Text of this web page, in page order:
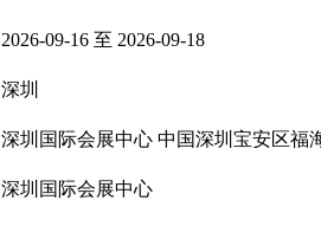
2026-09-16 至 2026-09-18
深圳
深圳国际会展中心 中国深圳宝安区福
深圳国际会展中心